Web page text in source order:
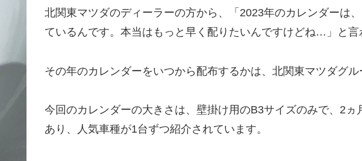
北関東マツダのディーラーの方から、「2023年のカレンダーは
ているんです。本当はもっと早く配りたいんですけどね…」と言
その年のカレンダーをいつから配布するかは、北関東マツダグル
今回のカレンダーの大きさは、壁掛け用のB3サイズのみで、2ヵ
あり、人気車種が1台ずつ紹介されています。